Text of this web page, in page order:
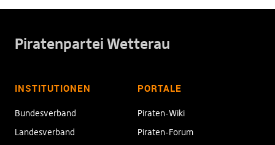
Piratenpartei Wetterau
INSTITUTIONEN
Bundesverband
Landesverband
PORTALE
Piraten-Wiki
Piraten-Forum